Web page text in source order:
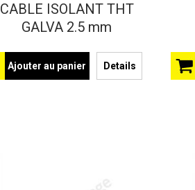
CABLE ISOLANT THT
GALVA 2.5 mm
Ajouter au panier Details